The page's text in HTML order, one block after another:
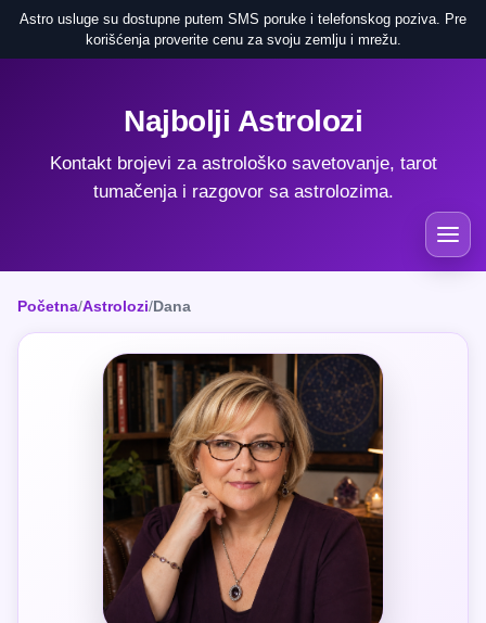
Astro usluge su dostupne putem SMS poruke i telefonskog poziva. Pre
korišćenja proverite cenu za svoju zemlju i mrežu.
Najbolji Astrolozi
Kontakt brojevi za astrološko savetovanje, tarot
tumačenja i razgovor sa astrolozima.
Početna/Astrolozi/Dana